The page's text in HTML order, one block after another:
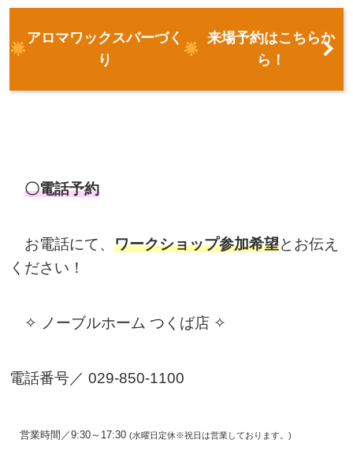
アロマワックスバーづく
り
来場予約はこちらか
ら！
〇電話予約
お電話にて、 ワークショップ参加希望とお伝え
ください！
✧ ノーブルホーム つくば店 ✧
電話番号／ 029-850-1100
営業時間／9:30～17:30 (水曜日定休※祝日は営業しております。)